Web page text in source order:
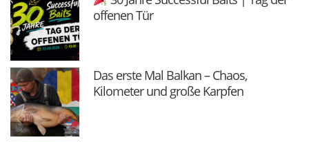
offenen Tür
Das erste Mal Balkan – Chaos,
Kilometer und große Karpfen